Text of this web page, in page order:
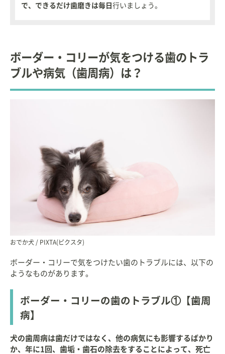
で、できるだけ歯磨きは毎日 行いましょう。
ボーダー・コリーが気をつける歯のトラ
ブルや病気（歯周病）は？
おでか犬 / PIXTA(ピクスタ)
ボーダー・コリーで気をつけたい歯のトラブルには、以下の
ようなものがあります。
ボーダー・コリーの歯のトラブル①【歯周
病】
犬の歯周病は歯だけではなく、他の病気にも影響するばかり
か、年に1回、歯垢・歯石の除去をすることによって、死亡